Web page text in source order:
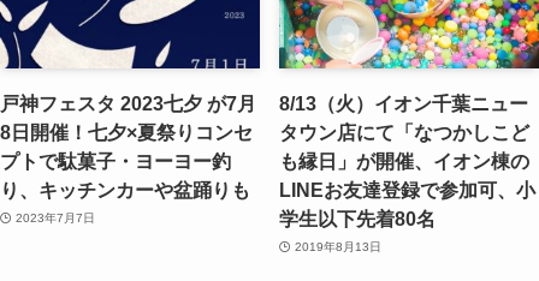
戸神フェスタ 2023七夕 が7月
8日開催！七夕×夏祭りコンセ
プトで駄菓子・ヨーヨー釣
り、キッチンカーや盆踊りも
2023年7月7日
8/13（火）イオン千葉ニュー
タウン店にて「なつかしこど
も縁日」が開催、イオン棟の
LINEお友達登録で参加可、小
学生以下先着80名
2019年8月13日